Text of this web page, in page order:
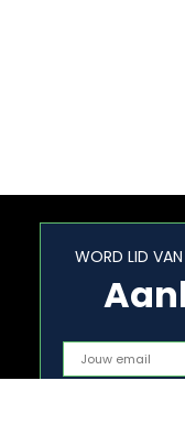
WORD LID